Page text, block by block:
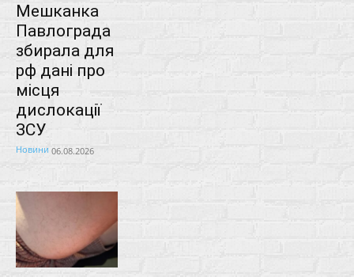
Мешканка
Павлограда
збирала для
рф дані про
місця
дислокації
ЗСУ
Новини 06.08.2026